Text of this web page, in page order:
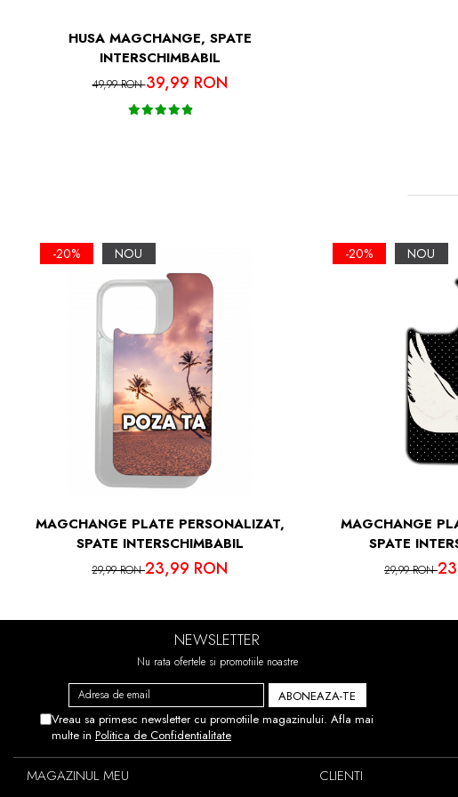
HUSA MAGCHANGE, SPATE
INTERSCHIMBABIL
49,99 RON39,99 RON
-20% NOU
MAGCHANGE PLATE PERSONALIZAT,
SPATE INTERSCHIMBABIL
29,99 RON23,99 RON
-20% NOU
MAGCHANGE
SPATE
29,99 RON
NEWSLETTER
Nu rata ofertele si promotiile noastre
Vreau sa primesc newsletter cu promotiile magazinului. Afla mai
multe in Politica de Confidentialitate
MAGAZINUL MEU CLIENTI